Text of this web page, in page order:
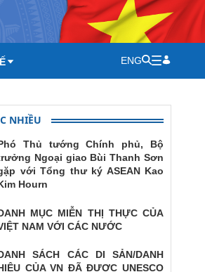
ENG
NHIỀU
Thủ tướng Chính phủ, Bộ
Ngoại giao Bùi Thanh Sơn
với Tổng thư ký ASEAN Kao
Hourn
MỤC MIỄN THỊ THỰC CỦA
NAM VỚI CÁC NƯỚC
SÁCH CÁC DI SẢN/DANH
CỦA VN ĐÃ ĐƯỢC UNESCO